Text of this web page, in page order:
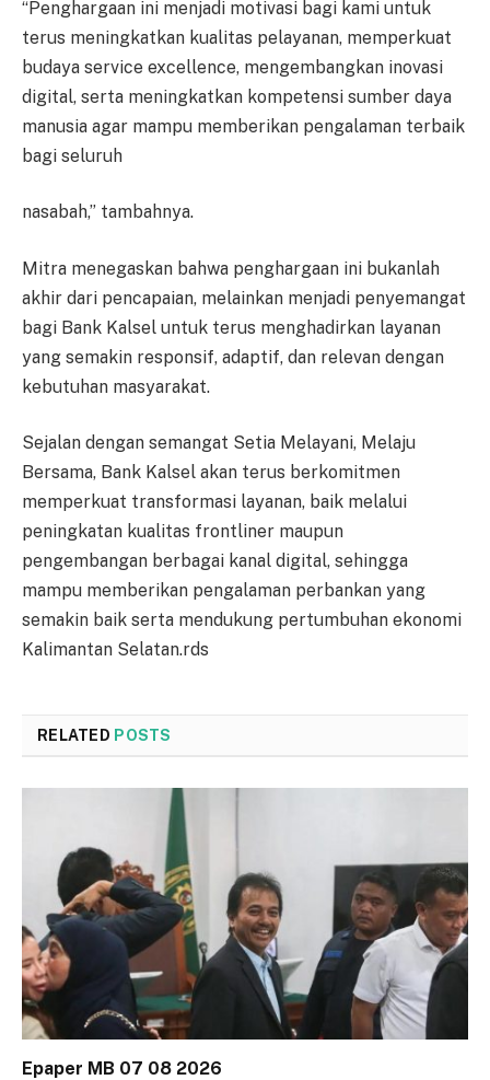
“Penghargaan ini menjadi motivasi bagi kami untuk
terus meningkatkan kualitas pelayanan, memperkuat
budaya service excellence, mengembangkan inovasi
digital, serta meningkatkan kompetensi sumber daya
manusia agar mampu memberikan pengalaman terbaik
bagi seluruh
nasabah,” tambahnya.
Mitra menegaskan bahwa penghargaan ini bukanlah
akhir dari pencapaian, melainkan menjadi penyemangat
bagi Bank Kalsel untuk terus menghadirkan layanan
yang semakin responsif, adaptif, dan relevan dengan
kebutuhan masyarakat.
Sejalan dengan semangat Setia Melayani, Melaju
Bersama, Bank Kalsel akan terus berkomitmen
memperkuat transformasi layanan, baik melalui
peningkatan kualitas frontliner maupun
pengembangan berbagai kanal digital, sehingga
mampu memberikan pengalaman perbankan yang
semakin baik serta mendukung pertumbuhan ekonomi
Kalimantan Selatan.rds
RELATED POSTS
Epaper MB 07 08 2026